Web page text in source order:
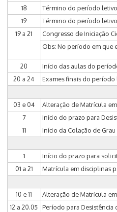
18
Término do período
19
Término do período
19 a 21
Congresso de Iniciação
Obs: No período em que
20
Início das aulas do
20 a 24
Exames finais do período
03 e 04
Alteração de Matrícula
7
Início do prazo para
11
Início da Colação de
1
Início do prazo para
01 a 21
Matrícula em disciplinas
10 e 11
Alteração de Matrícula
12 a 20.05
Período para Desistência